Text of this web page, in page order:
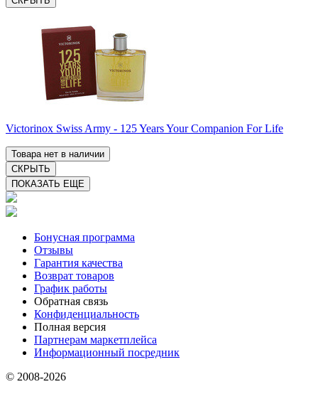
Victorinox Swiss Army - 125 Years Your Companion For Life
Товара нет в наличии
СКРЫТЬ
ПОКАЗАТЬ ЕЩЕ
Бонусная программа
Отзывы
Гарантия качества
Возврат товаров
График работы
Обратная связь
Конфиденциальность
Полная версия
Партнерам маркетплейса
Информационный посредник
© 2008-2026